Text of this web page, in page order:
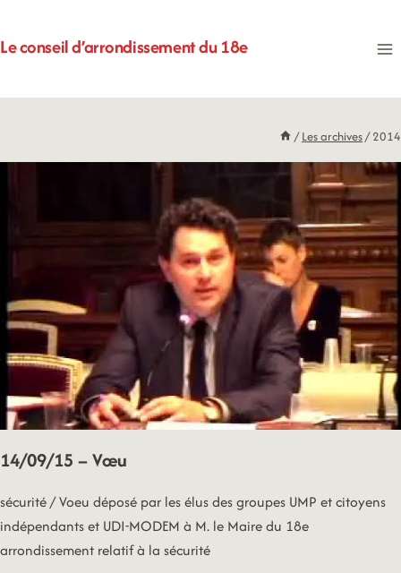
au
contenu
Le conseil d’arrondissement du 18e
/ Les archives/ 2014
14/09/15 – Vœu
sécurité / Voeu déposé par les élus des groupes UMP et citoyens
indépendants et UDI-MODEM à M. le Maire du 18e
arrondissement relatif à la sécurité